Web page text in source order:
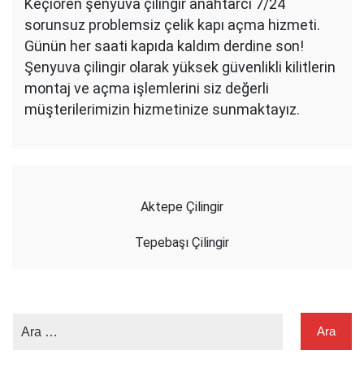
Keçiören şenyuva çilingir anahtarcı 7/24
sorunsuz problemsiz çelik kapı açma hizmeti.
Günün her saati kapıda kaldım derdine son!
Şenyuva çilingir olarak yüksek güvenlikli kilitlerin
montaj ve açma işlemlerini siz değerli
müşterilerimizin hizmetinize sunmaktayız.
Aktepe Çilingir
Tepebaşı Çilingir